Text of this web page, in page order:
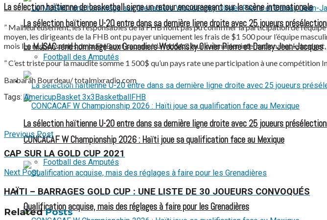
Le MJSAC rend hommage aux Grenadiers Woodensky Olivier Pierre et Danley Jean-Jacques
La sélection haïtienne U-20 entre dans sa dernière ligne droite avec 25 joueurs
Football des Amputés
FOOTBALL FÉMININ
La sélection haïtienne U-20 entre dans sa dernière ligne droite avec 25 joueurs
Football des Amputés
FOOTBALL FÉMININ
CONCACAF W Championship 2026 : Haïti joue sa qualification face au Mexique
Qualification acquise, mais des réglages à faire pour les Grenadières
La sélection haïtienne de basketball signe un retour encourageant sur la scène internationale
” Malheureusement, les responsables de la FHB n’ont pas pu confirmer la participation de
moyen, les dirigeants de la FHB ont pu payer uniquement les frais de $1 500 pour l’équipe
mois les responsables de la FHB ont soumis à la MJSAC leur calendrier international et le
” C’est triste pour la maudite somme 1 500$ qu’un pays rate une participation à une
Barbarah Bourdeau/ totalmixradio.com
Tags: AmericupBasket 3x3BasketballFHB
Previous Post
CAP SUR LA GOLD CUP 2021
Next Post
HAÏTI – BARRAGES GOLD CUP : UNE LISTE DE 30 JOUEURS CONVOQUÉS
RelatedPosts